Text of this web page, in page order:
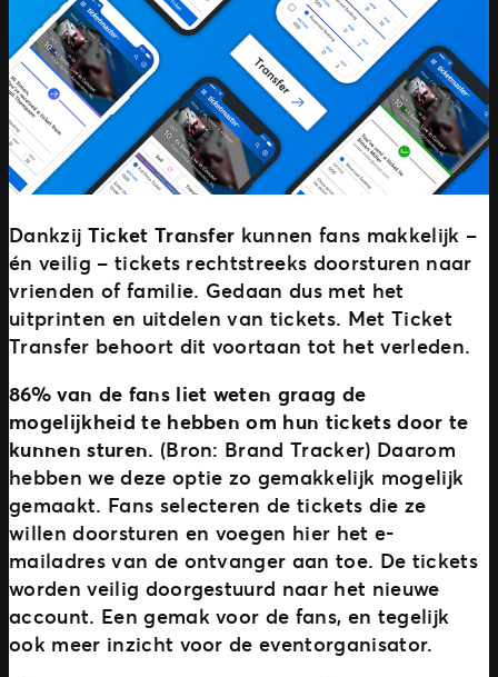
Dankzij Ticket Transfer kunnen fans makkelijk –
én veilig – tickets rechtstreeks doorsturen naar
vrienden of familie. Gedaan dus met het
uitprinten en uitdelen van tickets. Met Ticket
Transfer behoort dit voortaan tot het verleden.
86% van de fans liet weten graag de
mogelijkheid te hebben om hun tickets door te
kunnen sturen. (Bron: Brand Tracker) Daarom
hebben we deze optie zo gemakkelijk mogelijk
gemaakt. Fans selecteren de tickets die ze
willen doorsturen en voegen hier het e-
mailadres van de ontvanger aan toe. De tickets
worden veilig doorgestuurd naar het nieuwe
account. Een gemak voor de fans, en tegelijk
ook meer inzicht voor de eventorganisator.